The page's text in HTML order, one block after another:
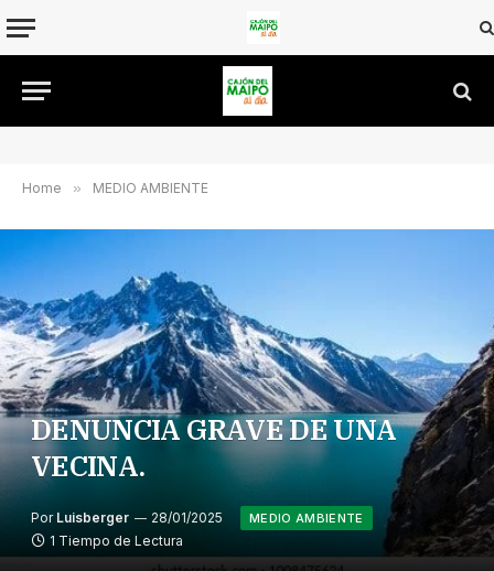
Home » MEDIO AMBIENTE
DENUNCIA GRAVE DE UNA
VECINA.
Por Luisberger 28/01/2025 MEDIO AMBIENTE
1 Tiempo de Lectura